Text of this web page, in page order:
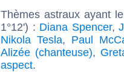
Thèmes astraux ayant
1°12') : Diana Spencer,
Nikola Tesla, Paul
Alizée (chanteuse),
aspect.